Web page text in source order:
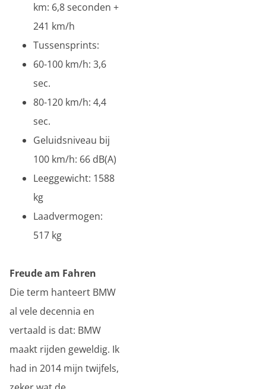
km: 6,8 seconden +
241 km/h
Tussensprints:
60-100 km/h: 3,6
sec.
80-120 km/h: 4,4
sec.
Geluidsniveau bij
100 km/h: 66 dB(A)
Leeggewicht: 1588
kg
Laadvermogen:
517 kg
Freude am Fahren
Die term hanteert BMW
al vele decennia en
vertaald is dat: BMW
maakt rijden geweldig. Ik
had in 2014 mijn twijfels,